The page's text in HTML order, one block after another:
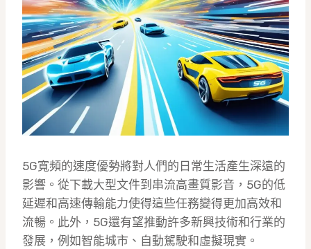
5G寬頻的速度優勢將對人們的日常生活產生深遠的
影響。從下載大型文件到串流高畫質影音，5G的低
延遲和高速傳輸能力使得這些任務變得更加高效和
流暢。此外，5G還有望推動許多新興技術和行業的
發展，例如智能城市、自動駕駛和虛擬現實。